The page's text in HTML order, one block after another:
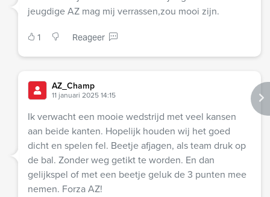
jeugdige AZ mag mij verrassen,zou mooi zijn.
1 Reageer
AZ_Champ
11 januari 2025 14:15
Ik verwacht een mooie wedstrijd met veel kansen
aan beide kanten. Hopelijk houden wij het goed
dicht en spelen fel. Beetje afjagen, als team druk op
de bal. Zonder weg getikt te worden. En dan
gelijkspel of met een beetje geluk de 3 punten mee
nemen. Forza AZ!